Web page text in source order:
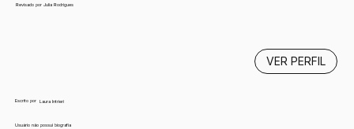
Revisado por Julia Rodrigues
Escrito por Laura Intrieri
Usuário não possui biografia
VER PERFIL